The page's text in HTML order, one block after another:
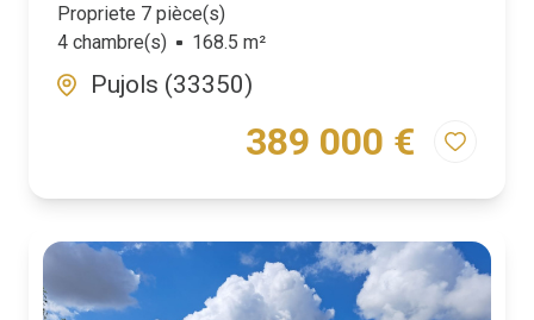
Propriete 7 pièce(s)
4 chambre(s)
168.5 m²
Pujols (33350)
389 000 €